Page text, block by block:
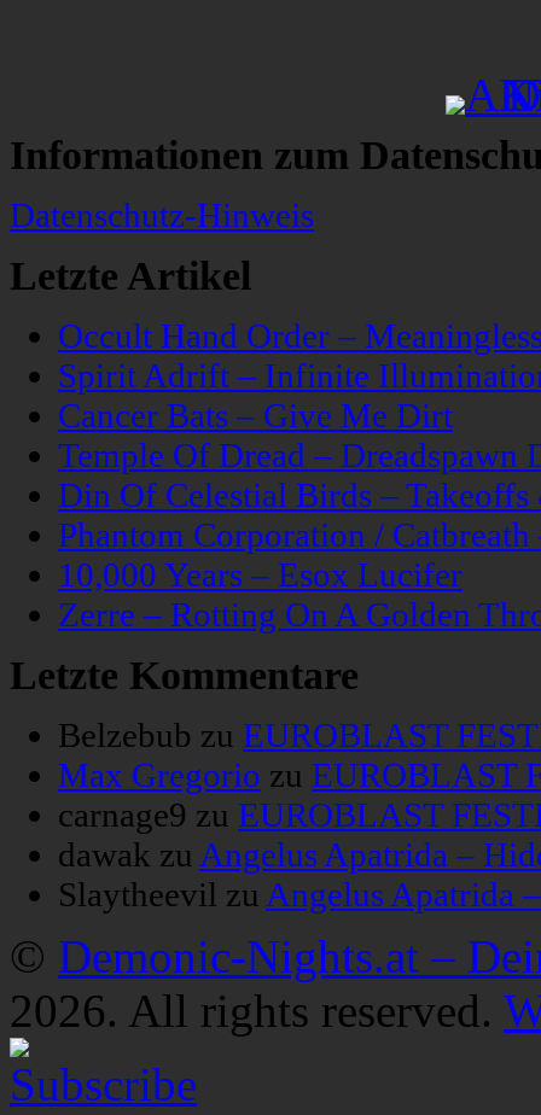
Informationen zum
Datenschutz-Hinweis
Letzte Artikel
Occult Hand Order –
Spirit Adrift – Infinite
Cancer Bats – Give Me Dirt
Temple Of Dread – Dreadspawn
Din Of Celestial Birds –
Phantom Corporation /
10,000 Years – Esox Lucifer
Zerre – Rotting On A Golden
Letzte Kommentare
Belzebub zu EUROBLAST
Max Gregorio zu EUROBLAST
carnage9 zu EUROBLAST
dawak zu Angelus Apatrida –
Slaytheevil zu Angelus Apatrida
© Demonic-Nights.at –
2026. All rights reserved.